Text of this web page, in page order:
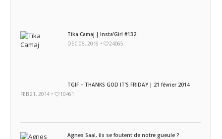
Tika Camaj | Insta’Girl #132
DEC 06, 2016 •
24065
TGIF – THANKS GOD IT’S FRIDAY | 21 février 2014
FEB 21, 2014 •
10461
Agnes Saal, ils se foutent de notre gueule ?